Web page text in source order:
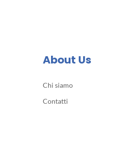
About Us
Chi siamo
Contatti